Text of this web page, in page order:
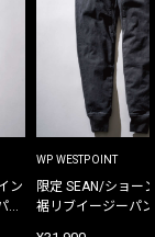
ン
WP WESTPOINT
限定 SEAN/ショー
裾リブイージーパ